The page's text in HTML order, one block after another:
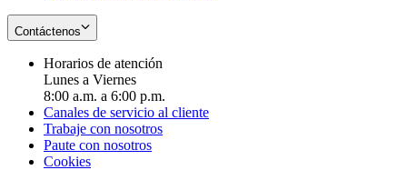
Contáctenos
Horarios de atención
Lunes a Viernes
8:00 a.m. a 6:00 p.m.
Canales de servicio al cliente
Trabaje con nosotros
Paute con nosotros
Cookies